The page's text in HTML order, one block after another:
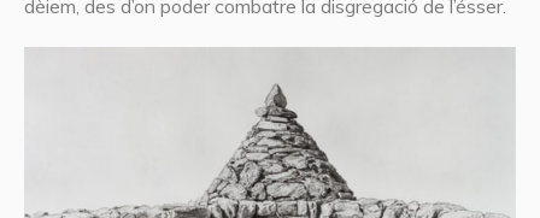
dèiem, des d’on poder combatre la disgregació de l’ésser.